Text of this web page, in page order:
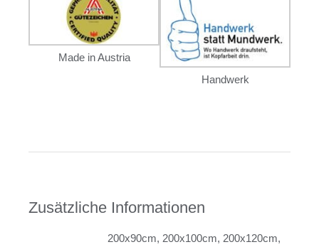
Made in Austria
Handwerk
Zusätzliche Informationen
200x90cm, 200x100cm, 200x120cm,